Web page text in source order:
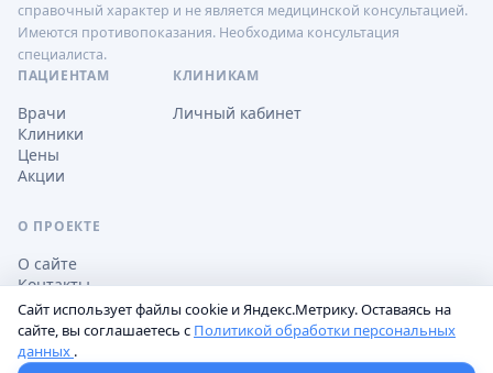
справочный характер и не является медицинской консультацией.
Имеются противопоказания. Необходима консультация
специалиста.
ПАЦИЕНТАМ
Врачи
Клиники
Цены
Акции
КЛИНИКАМ
Личный кабинет
О ПРОЕКТЕ
О сайте
Контакты
Обработка персональных данных
Сайт использует файлы cookie и Яндекс.Метрику. Оставаясь на
сайте, вы соглашаетесь с Политикой обработки персональных
данных .